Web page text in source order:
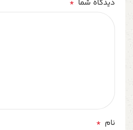
دیدگاه شما *
نام *